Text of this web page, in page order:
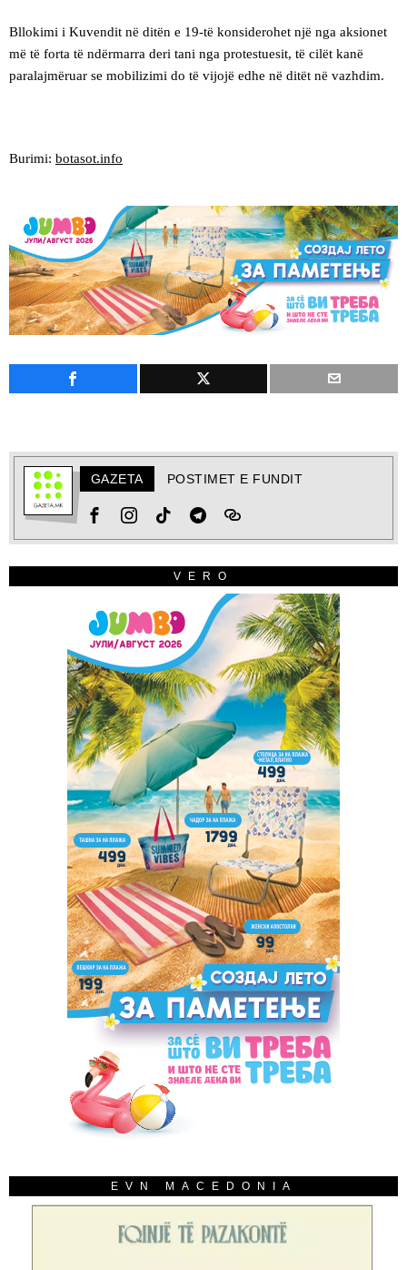
Bllokimi i Kuvendit në ditën e 19-të konsiderohet një nga aksionet
më të forta të ndërmarra deri tani nga protestuesit, të cilët kanë
paralajmëruar se mobilizimi do të vijojë edhe në ditët në vazhdim.
Burimi: botasot.info
GAZETA POSTIMET E FUNDIT
VERO
EVN MACEDONIA